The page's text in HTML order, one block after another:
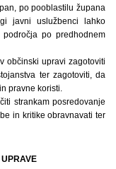
po pooblastilu župana
javni uslužbenci lahko
po predhodnem
občinski upravi zagotoviti
ter zagotoviti, da
pravne koristi.
strankam posredovanje
in kritike obravnavati ter